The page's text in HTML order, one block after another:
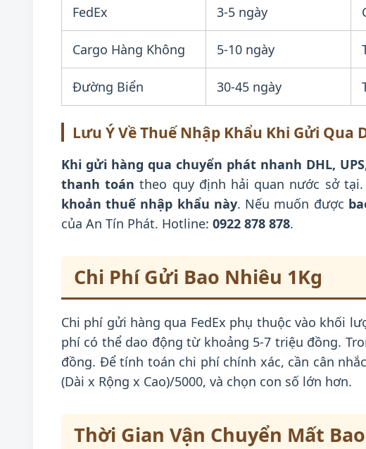
FedEx 3-5 ngày
Cargo Hàng Không 5-10 ngày
Đường Biển 30-45 ngày
Lưu Ý Về Thuế Nhập Khẩu Khi Gửi Qua
Khi gửi hàng qua chuyển phát nhanh DHL,
thanh toán theo quy định hải quan nước sở
khoản thuế nhập khẩu này. Nếu muốn được
của An Tín Phát. Hotline: 0922 878 878.
Chi Phí Gửi Bao Nhiêu 1Kg
Chi phí gửi hàng qua FedEx phụ thuộc vào khối
phí có thể dao động từ khoảng 5-7 triệu đồng.
đồng. Để tính toán chi phí chính xác, cần cân
(Dài x Rộng x Cao)/5000, và chọn con số lớn hơn.
Thời Gian Vận Chuyển Mất